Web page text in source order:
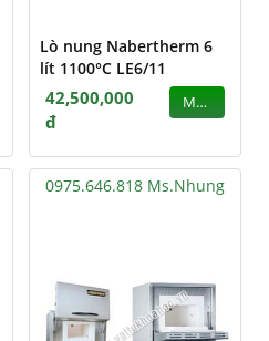
Lò nung Nabertherm 6
lít 1100°C LE6/11
42,500,000
đ
MUA
0975.646.818 Ms.Nhung